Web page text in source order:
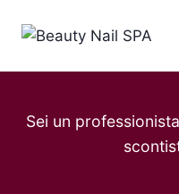
Sei un